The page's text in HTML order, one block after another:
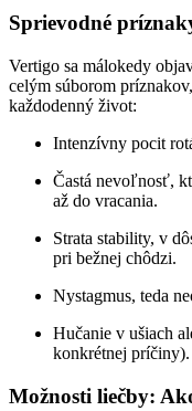
Sprievodné
Vertigo sa málokedy
celým súborom
každodenný život:
Intenzívny pocit
Častá nevoľnosť,
až do vracania.
Strata stability, v
pri bežnej chôdzi.
Nystagmus, teda
Hučanie v ušiach
konkrétnej príčiny).
Možnosti liečby: